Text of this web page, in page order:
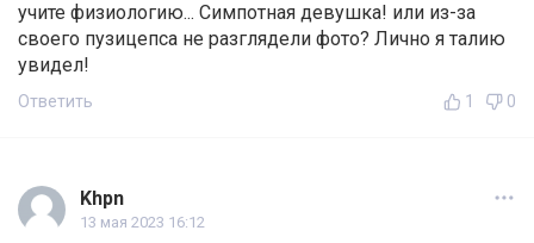
учите физиологию... Симпотная девушка! или из-за
своего пузицепса не разглядели фото? Лично я талию
увидел!
Ответить 1 0
Khpn
13 мая 2023 16:12